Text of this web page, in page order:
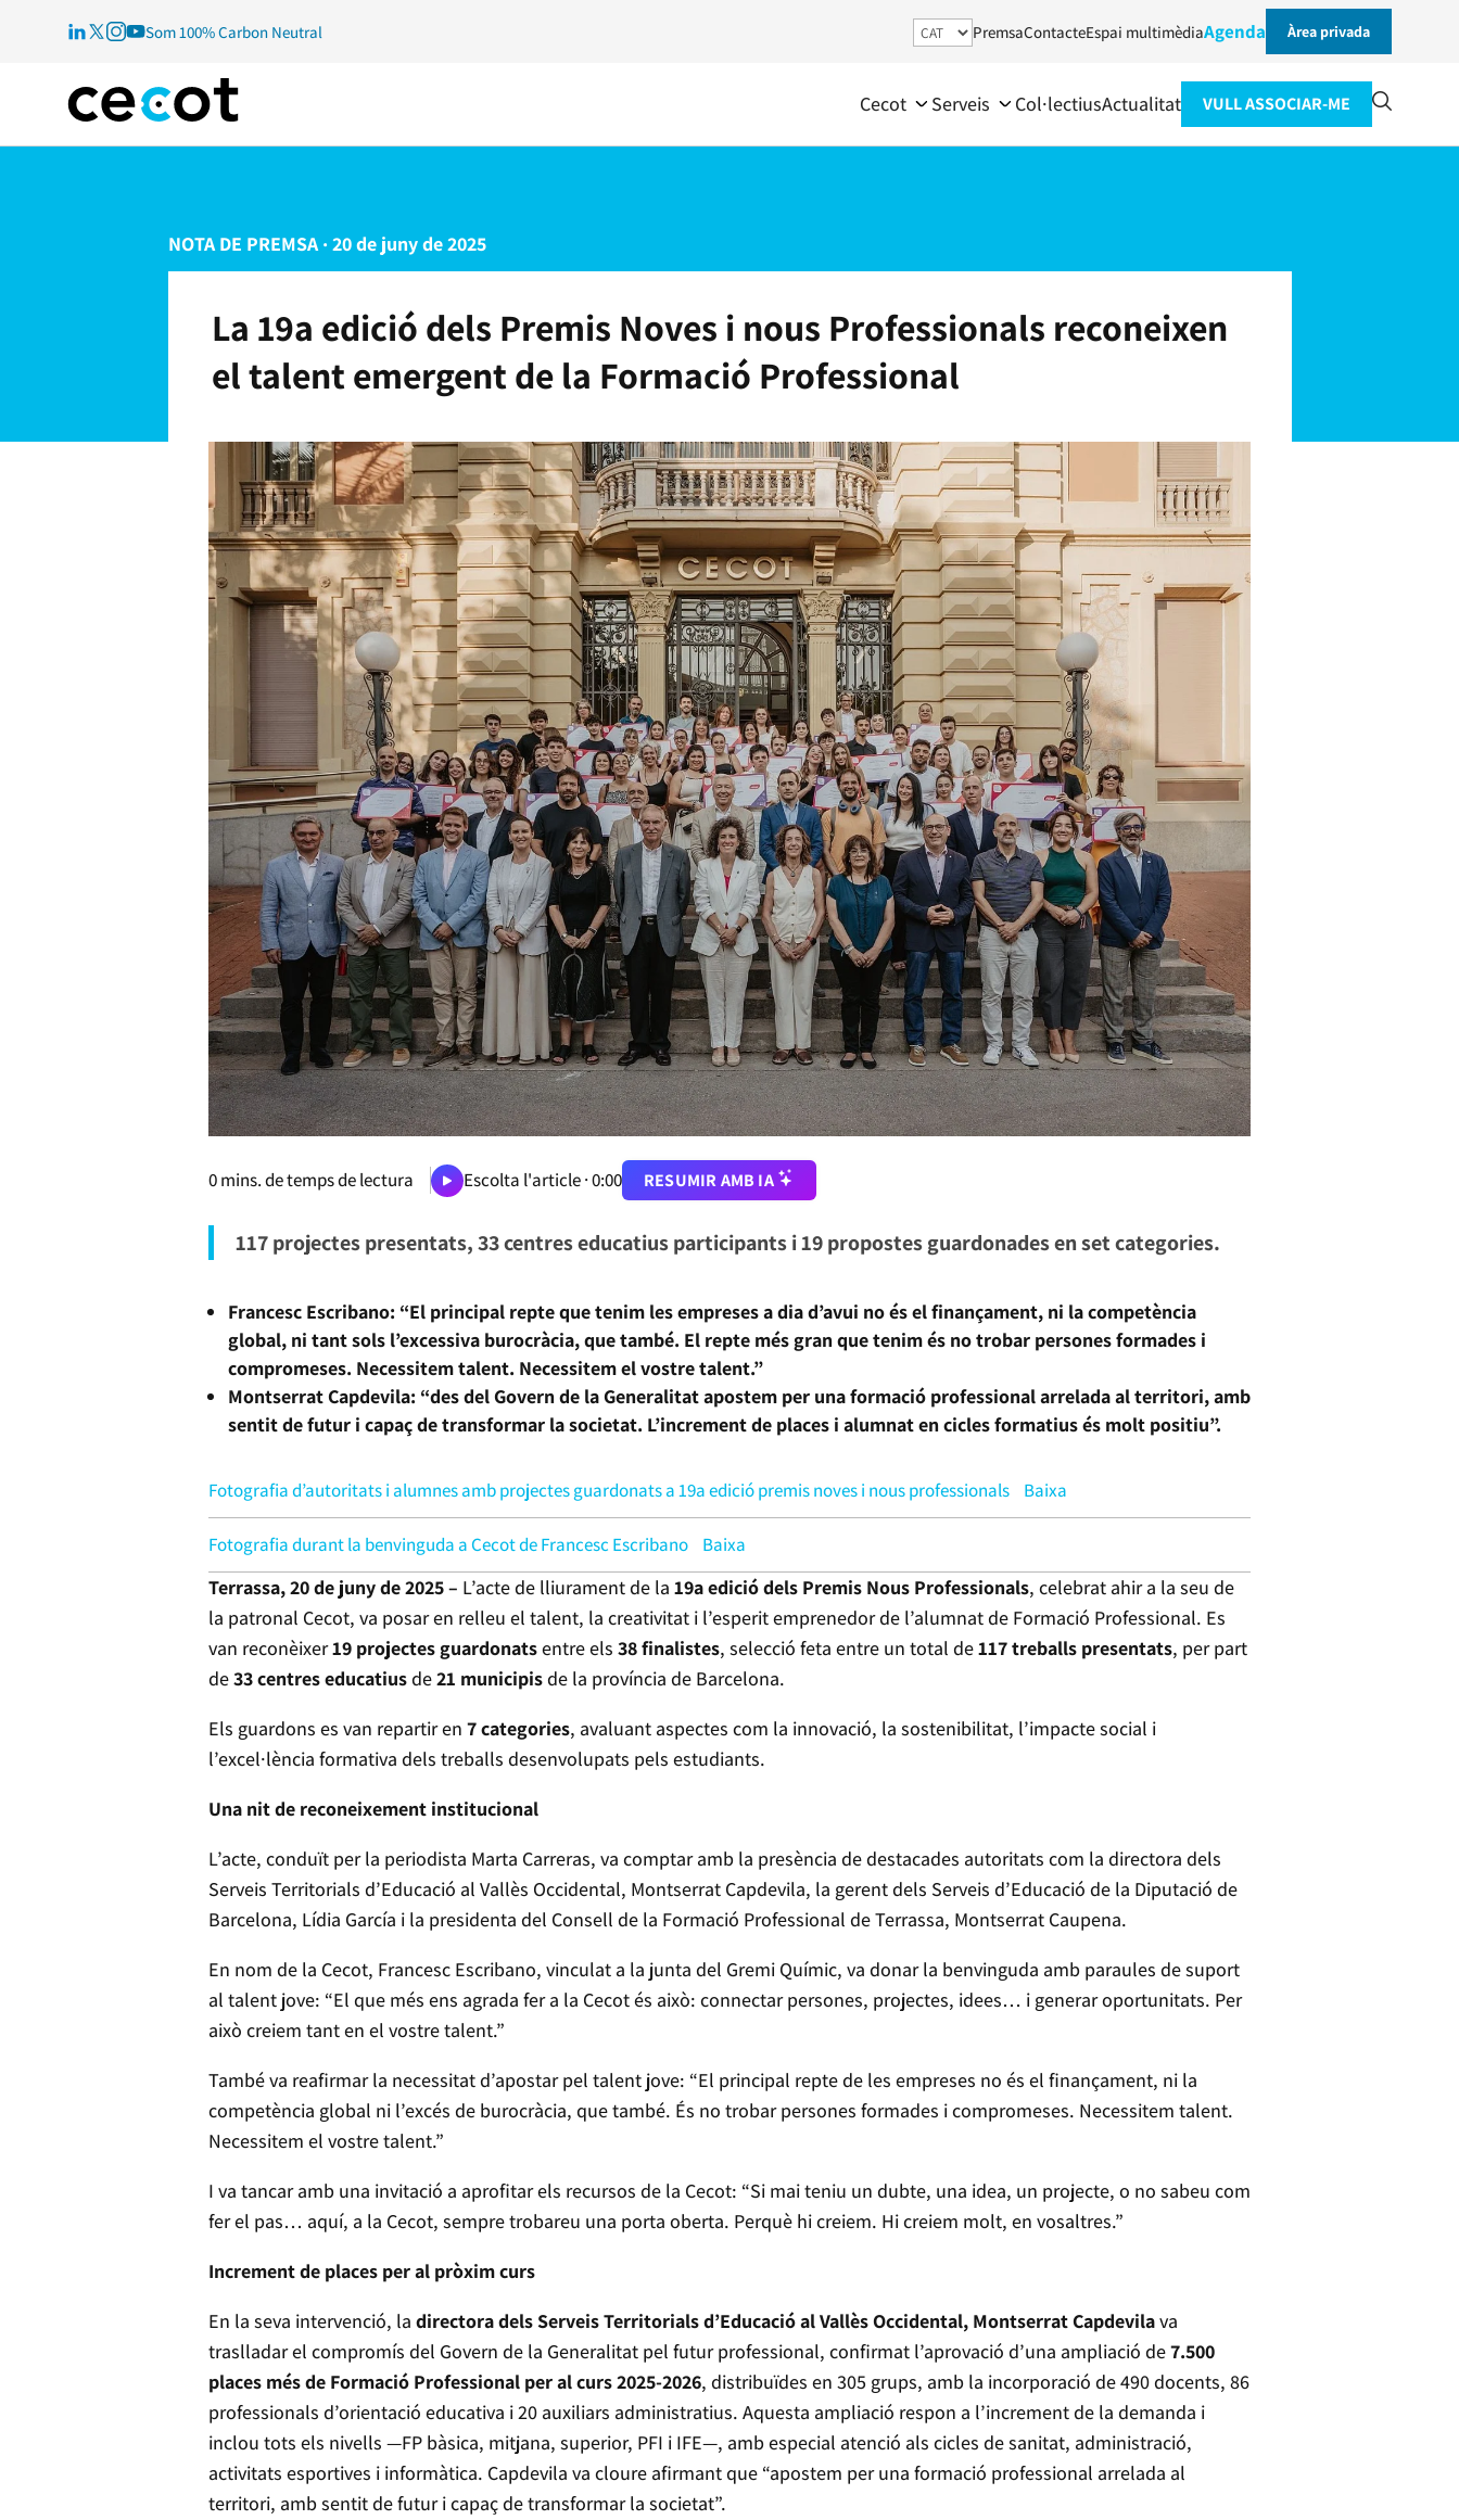
Som 100% Carbon Neutral PremsaContacteEspai multimèdiaAgenda Àrea privada
Cecot Serveis Col·lectiusActualitat VULL ASSOCIAR-ME
NOTA DE PREMSA · 20 de juny de 2025
La 19a edició dels Premis Noves i nous Professionals reconeixen
el talent emergent de la Formació Professional
0mins. de temps de lectura Escolta l'article ·0:00 RESUMIR AMB IA
117 projectes presentats, 33 centres educatius participants i 19 propostes guardonades en set categories.
Francesc Escribano: “El principal repte que tenim les empreses a dia d’avui no és el finançament, ni la competència
global, ni tant sols l’excessiva burocràcia, que també. El repte més gran que tenim és no trobar persones formades i
compromeses. Necessitem talent. Necessitem el vostre talent.”
Montserrat Capdevila: “des del Govern de la Generalitat apostem per una formació professional arrelada al territori, amb
sentit de futur i capaç de transformar la societat. L’increment de places i alumnat en cicles formatius és molt positiu”.
Fotografia d’autoritats i alumnes amb projectes guardonats a 19a edició premis noves i nous professionals Baixa
Fotografia durant la benvinguda a Cecot de Francesc Escribano Baixa
Terrassa, 20 de juny de 2025 – L’acte de lliurament de la 19a edició dels Premis Nous Professionals, celebrat ahir a la seu de
la patronal Cecot, va posar en relleu el talent, la creativitat i l’esperit emprenedor de l’alumnat de Formació Professional. Es
van reconèixer19 projectes guardonatsentre els 38 finalistes, selecció feta entre un total de117 treballs presentats, per part
de33 centres educatiusde21 municipisde la província de Barcelona.
Els guardons es van repartir en 7 categories, avaluant aspectes com la innovació, la sostenibilitat, l’impacte social i
l’excel·lència formativa dels treballs desenvolupats pels estudiants.
Una nit de reconeixement institucional
L’acte, conduït per la periodista Marta Carreras, va comptar amb la presència de destacades autoritats com la directora dels
Serveis Territorials d’Educació al Vallès Occidental, Montserrat Capdevila, la gerent dels Serveis d’Educació de la Diputació de
Barcelona, Lídia García i la presidenta del Consell de la Formació Professional de Terrassa, Montserrat Caupena.
En nom de la Cecot, Francesc Escribano, vinculat a la junta del Gremi Químic, va donar la benvinguda amb paraules de suport
al talent jove: “El que més ens agrada fer a la Cecot és això: connectar persones, projectes, idees… i generar oportunitats. Per
això creiem tant en el vostre talent.”
També va reafirmar la necessitat d’apostar pel talent jove: “El principal repte de les empreses no és el finançament, ni la
competència global ni l’excés de burocràcia, que també. És no trobar persones formades i compromeses. Necessitem talent.
Necessitem el vostre talent.”
I va tancar amb una invitació a aprofitar els recursos de la Cecot: “Si mai teniu un dubte, una idea, un projecte, o no sabeu com
fer el pas… aquí, a la Cecot, sempre trobareu una porta oberta. Perquè hi creiem. Hi creiem molt, en vosaltres.”
Increment de places per al pròxim curs
En la seva intervenció, la directora dels Serveis Territorials d’Educació al Vallès Occidental, Montserrat Capdevilava
traslladar el compromís del Govern de la Generalitat pel futur professional, confirmat l’aprovació d’una ampliació de7.500
places més de Formació Professional per al curs 2025‑2026, distribuïdes en 305 grups, amb la incorporació de 490 docents, 86
professionals d’orientació educativa i 20 auxiliars administratius. Aquesta ampliació respon a l’increment de la demanda i
inclou tots els nivells —FP bàsica, mitjana, superior, PFI i IFE—, amb especial atenció als cicles de sanitat, administració,
activitats esportives i informàtica. Capdevila va cloure afirmant que “apostem per una formació professional arrelada al
territori, amb sentit de futur i capaç de transformar la societat”.